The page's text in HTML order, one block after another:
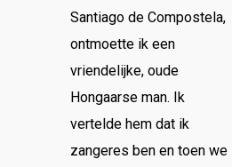
Santiago de Compostela,
ontmoette ik een
vriendelijke, oude
Hongaarse man. Ik
vertelde hem dat ik
zangeres ben en toen we